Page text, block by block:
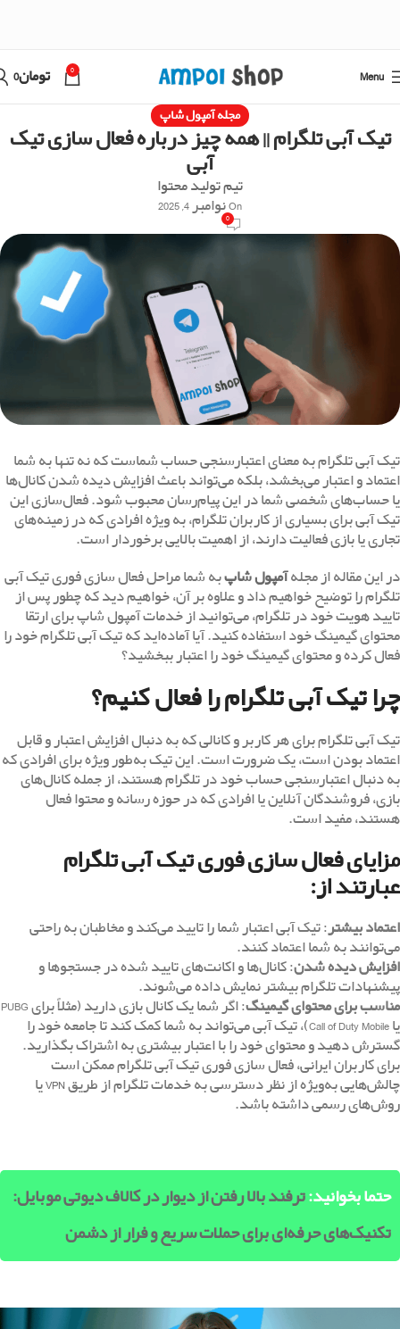
Menu
0 تومان0
مجله آمپول شاپ
تیک آبی تلگرام || همه چیز درباره فعال سازی تیک
آبی
تیم تولید محتوا
On نوامبر 4, 2025
0
تیک آبی تلگرام به معنای اعتبارسنجی حساب شماست که نه تنها به شما
اعتماد و اعتبار می‌بخشد، بلکه می‌تواند باعث افزایش دیده شدن کانال‌ها
یا حساب‌های شخصی شما در این پیام‌رسان محبوب شود. فعال‌سازی این
تیک آبی برای بسیاری از کاربران تلگرام، به ویژه افرادی که در زمینه‌های
تجاری یا بازی فعالیت دارند، از اهمیت بالایی برخوردار است.
در این مقاله از مجلهآمپول شاپبه شما مراحل فعال سازی فوری تیک آبی
تلگرام را توضیح خواهیم داد و علاوه بر آن، خواهیم دید که چطور پس از
تایید هویت خود در تلگرام، می‌توانید از خدمات آمپول شاپ برای ارتقا
محتوای گیمینگ خود استفاده کنید. آیا آماده‌اید که تیک آبی تلگرام خود را
فعال کرده و محتوای گیمینگ خود را اعتبار ببخشید؟
چرا تیک آبی تلگرام را فعال کنیم؟
تیک آبی تلگرام برای هر کاربر و کانالی که به دنبال افزایش اعتبار و قابل
اعتماد بودن است، یک ضرورت است. این تیک به‌طور ویژه برای افرادی که
به دنبال اعتبارسنجی حساب خود در تلگرام هستند، از جمله کانال‌های
بازی، فروشندگان آنلاین یا افرادی که در حوزه رسانه و محتوا فعال
هستند، مفید است.
مزایای فعال سازی فوری تیک آبی تلگرام
عبارتند از:
اعتماد بیشتر: تیک آبی اعتبار شما را تایید می‌کند و مخاطبان به راحتی
می‌توانند به شما اعتماد کنند.
افزایش دیده شدن: کانال‌ها و اکانت‌های تایید شده در جستجوها و
پیشنهادات تلگرام بیشتر نمایش داده می‌شوند.
مناسب برای محتوای گیمینگ
: اگر شما یک کانال بازی دارید (مثلاً برای PUBG
یا Call of Duty Mobile)، تیک آبی می‌تواند به شما کمک کند تا جامعه خود را
گسترش دهید و محتوای خود را با اعتبار بیشتری به اشتراک بگذارید.
برای کاربران ایرانی، فعال سازی فوری تیک آبی تلگرام ممکن است
چالش‌هایی به‌ویژه از نظر دسترسی به خدمات تلگرام از طریقVPNیا
روش‌های رسمی داشته باشد.
حتما بخوانید:ترفند بالا رفتن از دیوار در کالاف دیوتی موبایل:
تکنیک‌های حرفه‌ای برای حملات سریع و فرار از دشمن